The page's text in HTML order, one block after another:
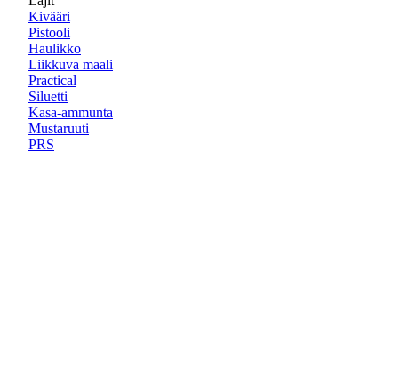
Kivääri
Pistooli
Haulikko
Liikkuva maali
Practical
Siluetti
Kasa-ammunta
Mustaruuti
PRS